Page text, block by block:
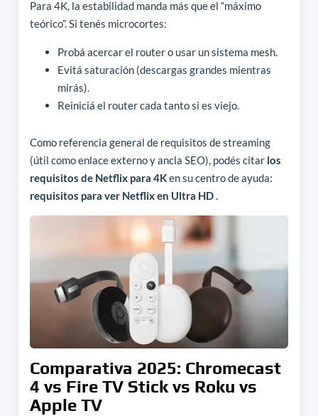
Para 4K, la estabilidad manda más que el “máximo
teórico”. Si tenés microcortes:
Probá acercar el router o usar un sistema mesh.
Evitá saturación (descargas grandes mientras
mirás).
Reiniciá el router cada tanto si es viejo.
Como referencia general de requisitos de streaming
(útil como enlace externo y ancla SEO), podés citar los
requisitos de Netflix para 4Ken su centro de ayuda:
requisitos para ver Netflix en Ultra HD.
Comparativa 2025: Chromecast
4 vs Fire TV Stick vs Roku vs
Apple TV